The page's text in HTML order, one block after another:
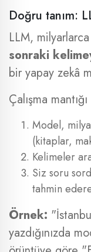
Doğru tanım:
LLM,
sonraki
bir yapay zekâ
Çalışma
Model,
(kitaplar,
Kelimeler
Siz soru
tahmin
Örnek:
yazdığınızda